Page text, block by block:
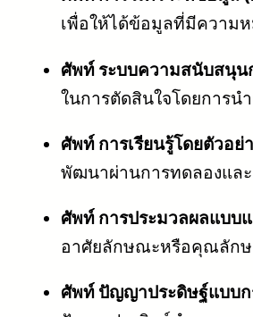
เพื่อให้ได้ข้อมูลที่มีความ
ศัพท์ ระบบความสนับสนุน
ในการตัดสินใจโดยการน
ศัพท์ การเรียนรู้โดยตัวอ
พัฒนาผ่านการทดลองและ
ศัพท์ การประมวลผลแบบ
อาศัยลักษณะหรือคุณลัก
ศัพท์ ปัญญาประดิษฐ์แบบ